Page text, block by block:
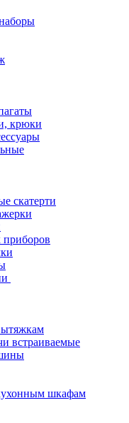
крюки
скатерти
приборов
встраиваемые
шкафам